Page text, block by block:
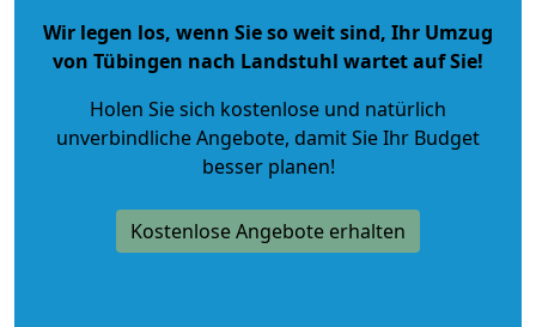
Wir legen los, wenn Sie so weit sind, Ihr Umzug
von Tübingen nach Landstuhl wartet auf Sie!
Holen Sie sich kostenlose und natürlich
unverbindliche Angebote, damit Sie Ihr Budget
besser planen!
Kostenlose Angebote erhalten